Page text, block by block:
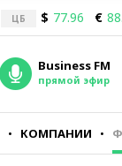
ЦБ $ 77.96 €
Business FM
прямой эфир
КОМПАНИИ